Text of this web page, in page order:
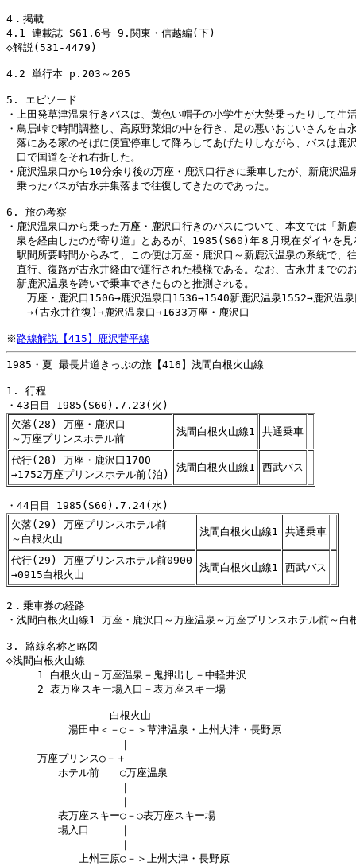
4．掲載
4.1 連載誌 S61.6号 9.関東・信越編(下)
◇解説(531-4479)
4.2 単行本 p.203～205
5. エピソード
・上田発草津温泉行きバスは、黄色い帽子の小学生が大勢乗ったりして生
・鳥居峠で時間調整し、高原野菜畑の中を行き、足の悪いおじいさんを古
落にある家のそばに便宜停車して降ろしてあげたりしながら、バスは鹿
口で国道をそれ右折した。
・鹿沢温泉口から10分余り後の万座・鹿沢口行きに乗車したが、新鹿沢温
乗ったバスが古永井集落まで往復してきたのであった。
6. 旅の考察
・鹿沢温泉口から乗った万座・鹿沢口行きのバスについて、本文では「新
泉を経由したのが寄り道」とあるが、1985(S60)年８月現在ダイヤを見
駅間所要時間からみて、この便は万座・鹿沢口～新鹿沢温泉の系統で、
直行、復路が古永井経由で運行された模様である。なお、古永井までの
新鹿沢温泉を跨いで乗車できたものと推測される。
万座・鹿沢口1506→鹿沢温泉口1536→1540新鹿沢温泉1552→鹿沢温
→(古永井往復)→鹿沢温泉口→1633万座・鹿沢口
※ 路線解説【415】鹿沢菅平線
1985・夏 最長片道きっぷの旅【416】浅間白根火山線
1. 行程
欠落(28) 万座・鹿沢口
～万座プリンスホテル前
浅間白根火山線1 共通乗車
代行(28) 万座・鹿沢口1700
→1752万座プリンスホテル前(泊)
浅間白根火山線1 西武バス
欠落(29) 万座プリンスホテル前
～白根火山
浅間白根火山線1 共通乗車
代行(29) 万座プリンスホテル前0900
→0915白根火山
浅間白根火山線1 西武バス
2．乗車券の経路
・浅間白根火山線1 万座・鹿沢口～万座温泉～万座プリンスホテル前～白
3. 路線名称と略図
◇浅間白根火山線
1 白根火山－万座温泉－鬼押出し－中軽井沢
2 表万座スキー場入口－表万座スキー場
白根火山
湯田中＜－○－＞草津温泉・上州大津・長野原
｜
万座プリンス○－＋
ホテル前　　○万座温泉
｜
｜
表万座スキー○－○表万座スキー場
場入口　　　｜
｜
上州三原○－＞上州大津・長野原